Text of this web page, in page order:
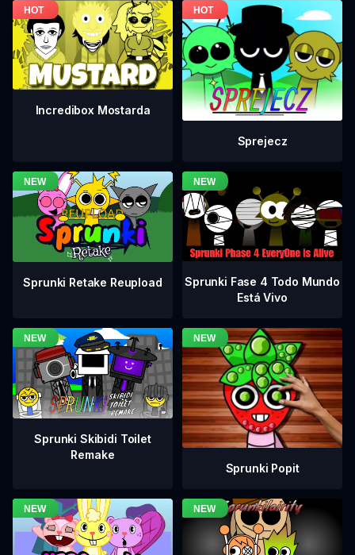
Incredibox Mostarda
Sprejecz
Sprunki Retake Reupload
Sprunki Fase 4 Todo Mundo
Está Vivo
Sprunki Skibidi Toilet
Remake
Sprunki Popit